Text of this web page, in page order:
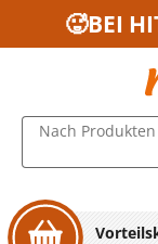
Zum Hauptinhalt
Zur Navigation
Zur Suche
🥵BEI
Nach